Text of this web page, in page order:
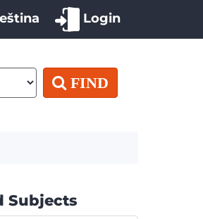
Login
FIND
Subjects